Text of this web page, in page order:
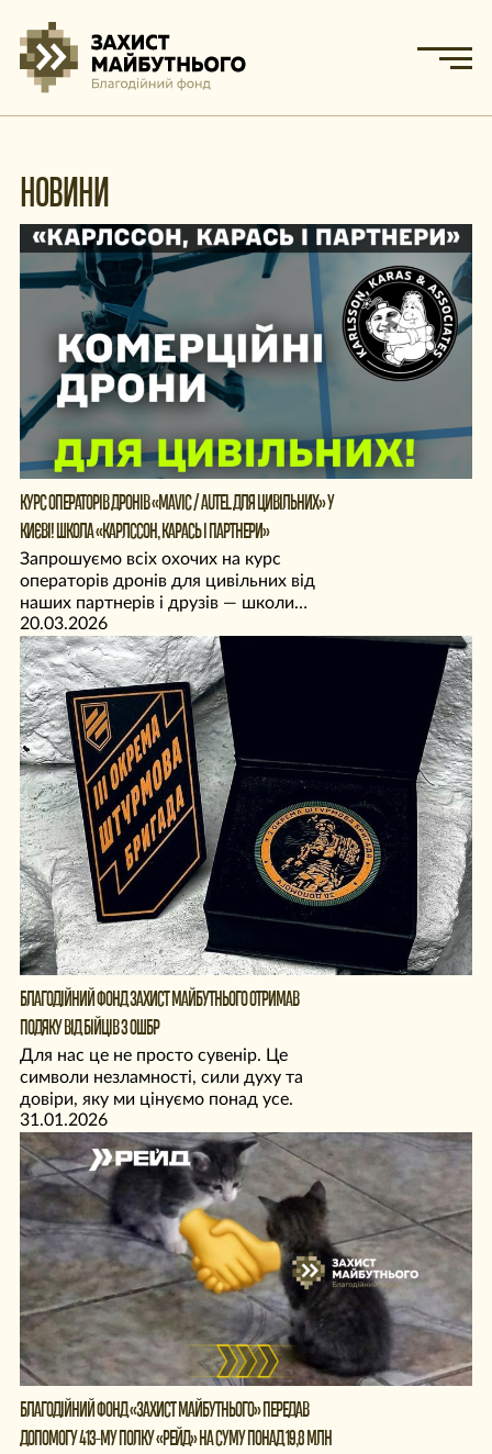
НОВИНИ
КУРС ОПЕРАТОРІВ ДРОНІВ «MAVIC / AUTEL ДЛЯ ЦИВІЛЬНИХ» У
КИЄВІ! ШКОЛА «КАРЛССОН, КАРАСЬ І ПАРТНЕРИ»
Запрошуємо всіх охочих на курс
операторів дронів для цивільних від
наших партнерів і друзів — школи
«Карлссон, Карась і Партнери»
20.03.2026
БЛАГОДІЙНИЙ ФОНД ЗАХИСТ МАЙБУТНЬОГО ОТРИМАВ
ПОДЯКУ ВІД БІЙЦІВ 3 ОШБР
Для нас це не просто сувенір. Це
символи незламності, сили духу та
довіри, яку ми цінуємо понад усе.
31.01.2026
БЛАГОДІЙНИЙ ФОНД «ЗАХИСТ МАЙБУТНЬОГО» ПЕРЕДАВ
ДОПОМОГУ 413-МУ ПОЛКУ «РЕЙД» НА СУМУ ПОНАД 19,8 МЛН